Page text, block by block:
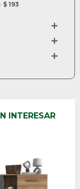
$ 193
INTERESAR